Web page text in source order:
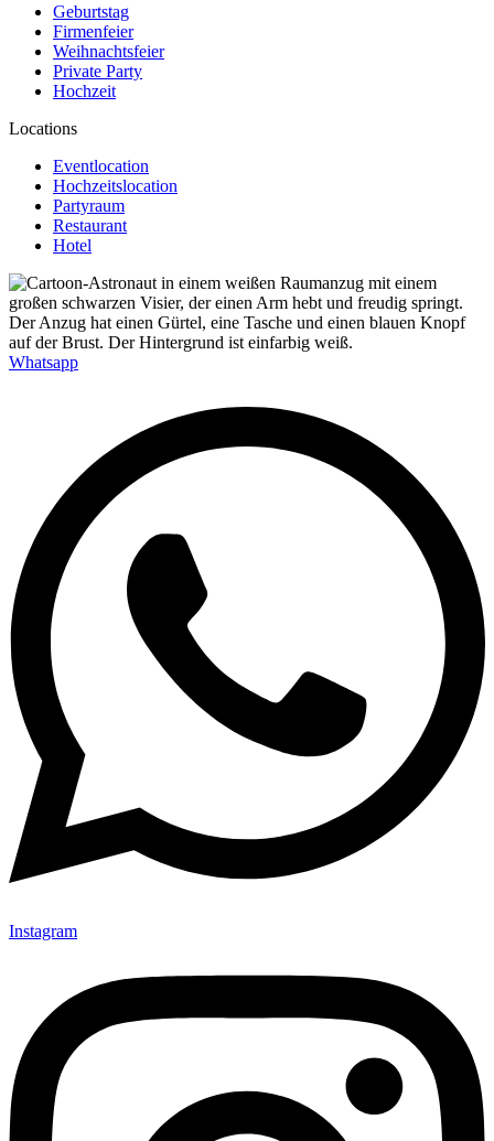
Geburtstag
Firmenfeier
Weihnachtsfeier
Private Party
Hochzeit
Locations
Eventlocation
Hochzeitslocation
Partyraum
Restaurant
Hotel
Whatsapp
Instagram